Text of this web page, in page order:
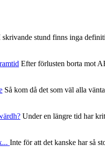
skrivande stund finns inga
Efter förlusten borta mot
Så kom då det som väl alla
Under en längre tid har
Inte för att det kanske har så